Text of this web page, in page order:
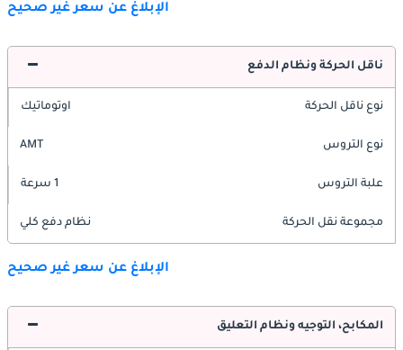
الإبلاغ عن سعر غير صحيح
ناقل الحركة ونظام الدفع
نوع ناقل الحركة اوتوماتيك
نوع التروس AMT
علبة التروس 1 سرعة
مجموعة نقل الحركة نظام دفع كلي
الإبلاغ عن سعر غير صحيح
المكابح، التوجيه ونظام التعليق